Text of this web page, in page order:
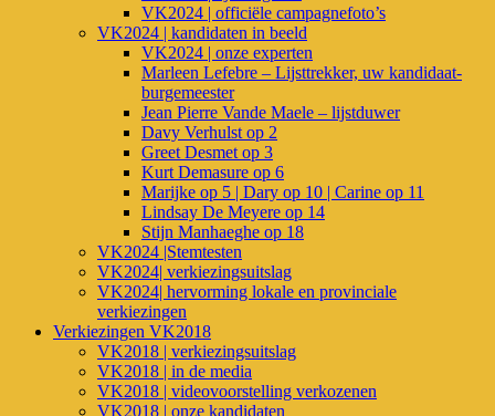
VK2024 | officiële campagnefoto’s
VK2024 | kandidaten in beeld
VK2024 | onze experten
Marleen Lefebre – Lijsttrekker, uw kandidaat-
burgemeester
Jean Pierre Vande Maele – lijstduwer
Davy Verhulst op 2
Greet Desmet op 3
Kurt Demasure op 6
Marijke op 5 | Dary op 10 | Carine op 11
Lindsay De Meyere op 14
Stijn Manhaeghe op 18
VK2024 |Stemtesten
VK2024| verkiezingsuitslag
VK2024| hervorming lokale en provinciale
verkiezingen
Verkiezingen VK2018
VK2018 | verkiezingsuitslag
VK2018 | in de media
VK2018 | videovoorstelling verkozenen
VK2018 | onze kandidaten